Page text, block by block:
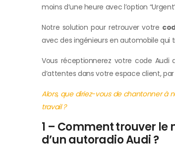
moins d’une heure avec l’option
Notre solution pour retrouver votre
avec des ingénieurs en automobile qui
Vous réceptionnerez votre code
d’attentes dans votre espace client,
Alors, que diriez-vous de chantonner à
travail ?
1 – Comment trouver le
d’un autoradio Audi ?